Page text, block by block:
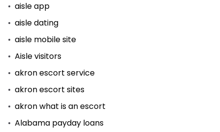
aisle app
aisle dating
aisle mobile site
Aisle visitors
akron escort service
akron escort sites
akron what is an escort
Alabama payday loans